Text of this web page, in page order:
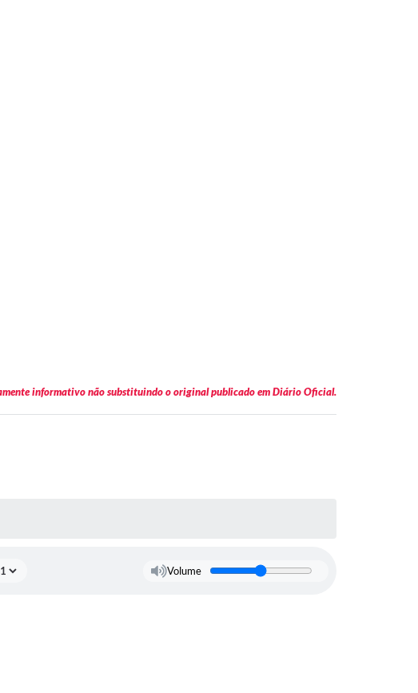
informativo não substituindo o original publicado em Diário Oficial.
Volume